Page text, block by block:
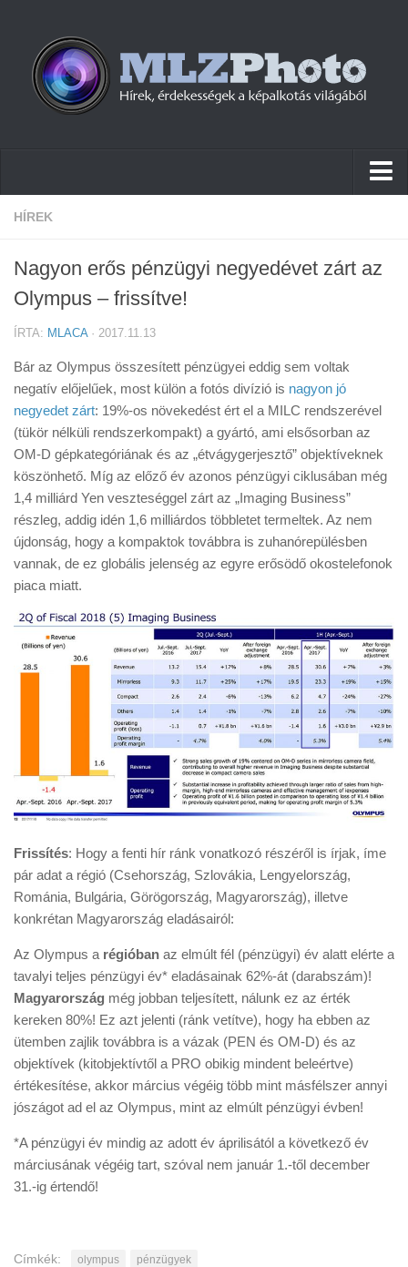
Hírek
Cikkek
Szoftver
Tudástár
Tanácsok
Érdekességek
Helyszíni Riport
E-BB
HÍREK
Nagyon erős pénzügyi negyedévet zárt az
Olympus – frissítve!
ÍRTA: MLACA· 2017.11.13
Bár az Olympus összesített pénzügyei eddig sem voltak
negatív előjelűek, most külön a fotós divízió is nagyon jó
negyedet zárt: 19%-os növekedést ért el a MILC rendszerével
(tükör nélküli rendszerkompakt) a gyártó, ami elsősorban az
OM-D gépkategóriának és az „étvágygerjesztő” objektíveknek
köszönhető. Míg az előző év azonos pénzügyi ciklusában még
1,4 milliárd Yen veszteséggel zárt az „Imaging Business”
részleg, addig idén 1,6 milliárdos többletet termeltek. Az nem
újdonság, hogy a kompaktok továbbra is zuhanórepülésben
vannak, de ez globális jelenség az egyre erősödő okostelefonok
piaca miatt.
Frissítés: Hogy a fenti hír ránk vonatkozó részéről is írjak, íme
pár adat a régió (Csehország, Szlovákia, Lengyelország,
Románia, Bulgária, Görögország, Magyarország), illetve
konkrétan Magyarország eladásairól:
Az Olympus a régióban az elmúlt fél (pénzügyi) év alatt elérte a
tavalyi teljes pénzügyi év* eladásainak 62%-át (darabszám)!
Magyarország még jobban teljesített, nálunk ez az érték
kereken 80%! Ez azt jelenti (ránk vetítve), hogy ha ebben az
ütemben zajlik továbbra is a vázak (PEN és OM-D) és az
objektívek (kitobjektívtől a PRO obikig mindent beleértve)
értékesítése, akkor március végéig több mint másfélszer annyi
jószágot ad el az Olympus, mint az elmúlt pénzügyi évben!
*A pénzügyi év mindig az adott év áprilisától a következő év
márciusának végéig tart, szóval nem január 1.-től december
31.-ig értendő!
Címkék: olympus pénzügyek